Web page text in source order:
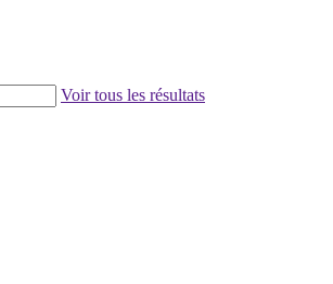
Voir tous les résultats